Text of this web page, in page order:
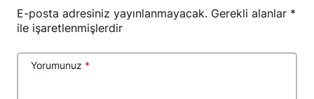
E-posta adresiniz yayınlanmayacak. Gerekli alanlar *
ile işaretlenmişlerdir
Yorumunuz *